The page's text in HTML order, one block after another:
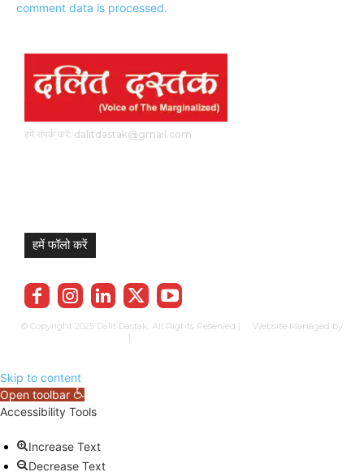
comment data is processed.
हमें संपर्क करें: dalitdastak@gmail.com
हमें फॉलो करें
© Copyright 2025 Dalit Dastak. All Rights Reserved | Website Managed by
|
Skip to content
Open toolbar
Accessibility Tools
Increase Text
Decrease Text